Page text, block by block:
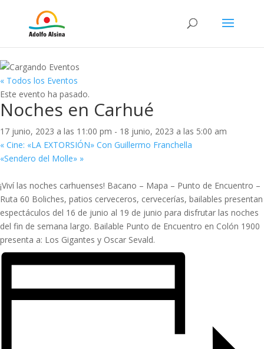
« Todos los Eventos
Este evento ha pasado.
Noches en Carhué
17 junio, 2023 a las 11:00 pm - 18 junio, 2023 a las 5:00 am
« Cine: «LA EXTORSIÓN» Con Guillermo Franchella
«Sendero del Molle» »
¡Viví las noches carhuenses! Bacano – Mapa – Punto de Encuentro –
Ruta 60 Boliches, patios cerveceros, cervecerías, bailables presentan
espectáculos del 16 de junio al 19 de junio para disfrutar las noches
del fin de semana largo. Bailable Punto de Encuentro en Colón 1900
presenta a: Los Gigantes y Oscar Sevald.